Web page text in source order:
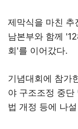
제막식을 마친 추
남본부와 함께
회'를 이어갔다.
기념대회에 참가
야 구조조정 중단
법 개정 등에 나